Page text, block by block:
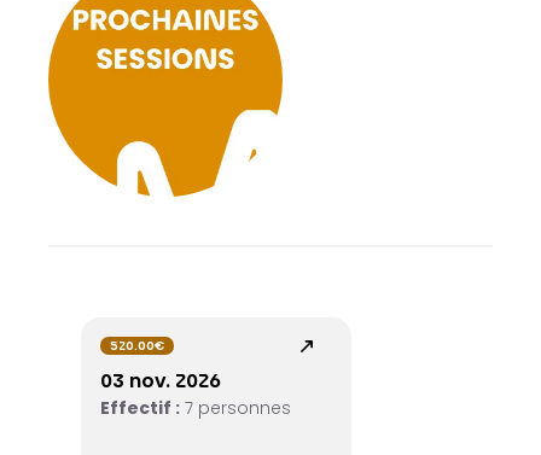
520.00€
03 nov. 2026
Effectif : 7 personnes